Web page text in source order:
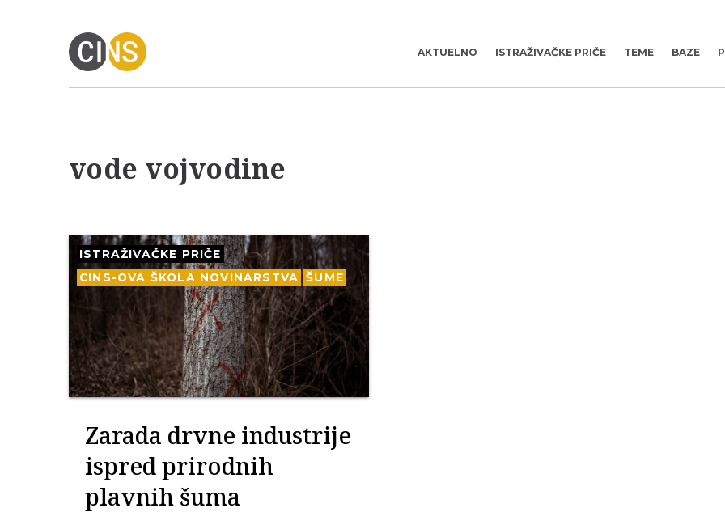
AKTUELNO ISTRAŽIVAČKE PRIČE TEME BAZE
vode vojvodine
ISTRAŽIVAČKE PRIČE
CINS-OVA ŠKOLA NOVINARSTVA
ŠUME
Zarada drvne industrije
ispred prirodnih
plavnih šuma